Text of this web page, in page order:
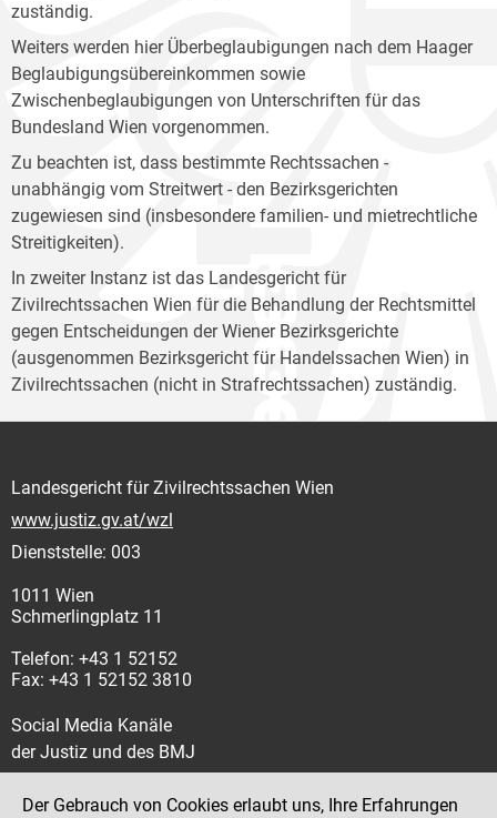
zuständig.
Weiters werden hier Überbeglaubigungen nach dem Haager
Beglaubigungsübereinkommen sowie
Zwischenbeglaubigungen von Unterschriften für das
Bundesland Wien vorgenommen.
Zu beachten ist, dass bestimmte Rechtssachen -
unabhängig vom Streitwert - den Bezirksgerichten
zugewiesen sind (insbesondere familien- und mietrechtliche
Streitigkeiten).
In zweiter Instanz ist das Landesgericht für
Zivilrechtssachen Wien für die Behandlung der Rechtsmittel
gegen Entscheidungen der Wiener Bezirksgerichte
(ausgenommen Bezirksgericht für Handelssachen Wien) in
Zivilrechtssachen (nicht in Strafrechtssachen) zuständig.
Landesgericht für Zivilrechtssachen Wien
www.justiz.gv.at/wzl
Dienststelle: 003
1011 Wien
Schmerlingplatz 11
Telefon: +43 1 52152
Fax: +43 1 52152 3810
Social Media Kanäle
der Justiz und des BMJ
Der Gebrauch von Cookies erlaubt uns, Ihre Erfahrungen